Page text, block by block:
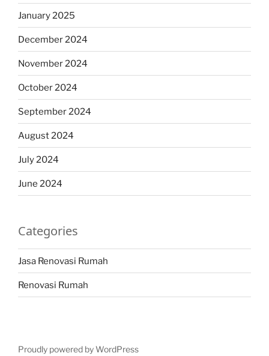
January 2025
December 2024
November 2024
October 2024
September 2024
August 2024
July 2024
June 2024
Categories
Jasa Renovasi Rumah
Renovasi Rumah
Proudly powered by WordPress